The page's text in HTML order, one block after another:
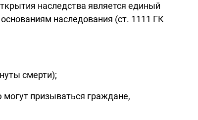
наследства является единый
наследования (ст. 1111 ГК
смерти);
призываться граждане,